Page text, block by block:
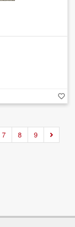
7 8 9